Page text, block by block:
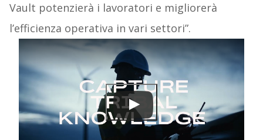
Vault potenzierà i lavoratori e migliorerà
l’efficienza operativa in vari settori”.